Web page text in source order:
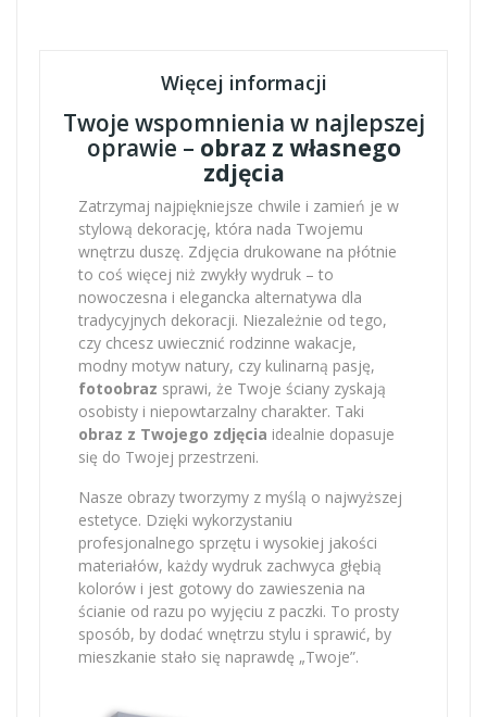
Więcej informacji
Twoje wspomnienia w najlepszej
oprawie – obraz z własnego
zdjęcia
Zatrzymaj najpiękniejsze chwile i zamień je w
stylową dekorację, która nada Twojemu
wnętrzu duszę. Zdjęcia drukowane na płótnie
to coś więcej niż zwykły wydruk – to
nowoczesna i elegancka alternatywa dla
tradycyjnych dekoracji. Niezależnie od tego,
czy chcesz uwiecznić rodzinne wakacje,
modny motyw natury, czy kulinarną pasję,
fotoobraz sprawi, że Twoje ściany zyskają
osobisty i niepowtarzalny charakter. Taki
obraz z Twojego zdjęcia idealnie dopasuje
się do Twojej przestrzeni.
Nasze obrazy tworzymy z myślą o najwyższej
estetyce. Dzięki wykorzystaniu
profesjonalnego sprzętu i wysokiej jakości
materiałów, każdy wydruk zachwyca głębią
kolorów i jest gotowy do zawieszenia na
ścianie od razu po wyjęciu z paczki. To prosty
sposób, by dodać wnętrzu stylu i sprawić, by
mieszkanie stało się naprawdę „Twoje”.